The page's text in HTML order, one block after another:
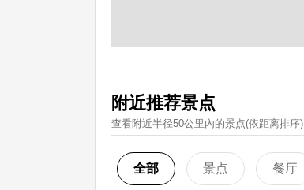
附近推荐景点
查看附近半径50公里內的景点(依距离排序)
全部 景点 餐厅